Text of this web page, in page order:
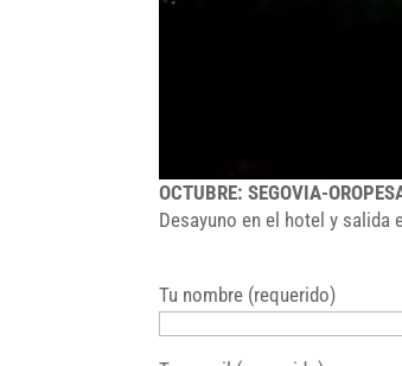
OCTUBRE: SEGOVIA-
Desayuno en el hotel y salida
Tu nombre (requerido)